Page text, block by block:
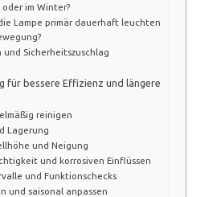
im Winter?
Lampe primär dauerhaft leuchten
Sicherheitszuschlag
für bessere Effizienz und längere
reinigen
Lagerung
und Neigung
und korrosiven Einflüssen
und Funktionschecks
und saisonal anpassen